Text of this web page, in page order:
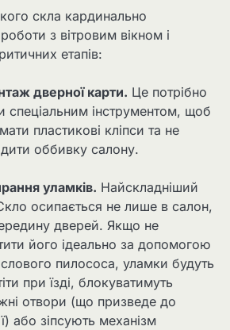
скла кардинально
роботи з вітровим вікном і
етапів:
дверної карти. Це потрібно
спеціальним інструментом, щоб
пластикові кліпси та не
оббивку салону.
уламків. Найскладніший
осипається не лише в салон,
дверей. Якщо не
його ідеально за допомогою
пилососа, уламки будуть
при їзді, блокуватимуть
отвори (що призведе до
або зіпсують механізм